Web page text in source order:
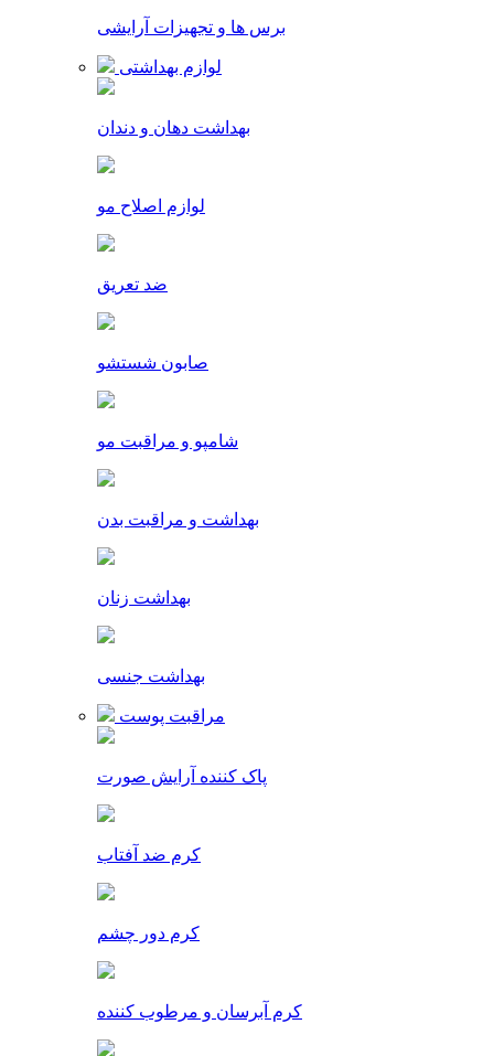
برس ها و تجهیزات آرایشی
لوازم بهداشتی
بهداشت دهان و دندان
لوازم اصلاح مو
ضد تعریق
صابون شستشو
شامپو و مراقبت مو
بهداشت و مراقبت بدن
بهداشت زنان
بهداشت جنسی
مراقبت پوست
پاک کننده آرایش صورت
کرم ضد آفتاب
کرم دور چشم
کرم آبرسان و مرطوب کننده